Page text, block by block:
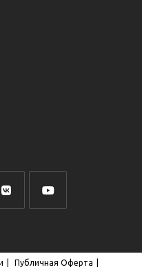
новой
вкладке
Публичная Оферта